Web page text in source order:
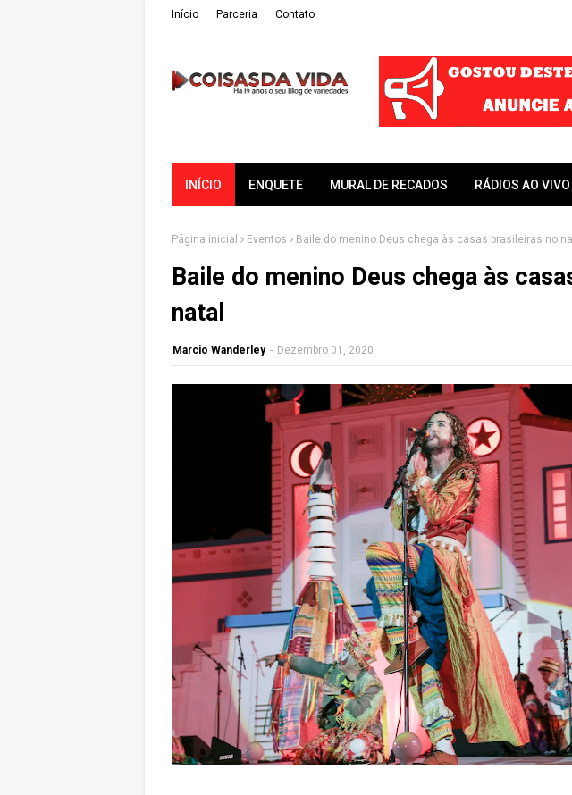
Iní­cio Parceria Contato
INÍCIO ENQUETE MURAL DE RECADOS RÁDIOS AO VIVO
Página inicial Eventos Baile do menino Deus chega às casas brasileiras no
Baile do menino Deus chega às
natal
Marcio Wanderley - Dezembro 01, 2020